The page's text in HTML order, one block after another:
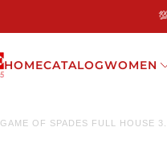
HOMECATALOGWOMEN
GAME OF SPADES FULL HOUSE